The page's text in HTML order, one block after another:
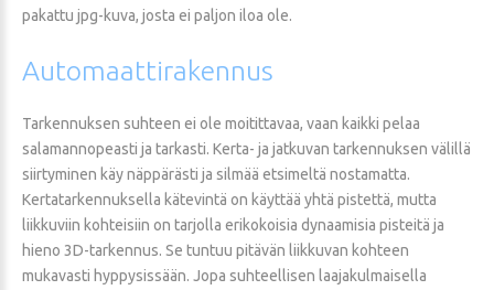
pakattu jpg-kuva, josta ei paljon iloa ole.
Automaattirakennus
Tarkennuksen suhteen ei ole moitittavaa, vaan kaikki pelaa
salamannopeasti ja tarkasti. Kerta- ja jatkuvan tarkennuksen välillä
siirtyminen käy näppärästi ja silmää etsimeltä nostamatta.
Kertatarkennuksella kätevintä on käyttää yhtä pistettä, mutta
liikkuviin kohteisiin on tarjolla erikokoisia dynaamisia pisteitä ja
hieno 3D-tarkennus. Se tuntuu pitävän liikkuvan kohteen
mukavasti hyppysissään. Jopa suhteellisen laajakulmaisella